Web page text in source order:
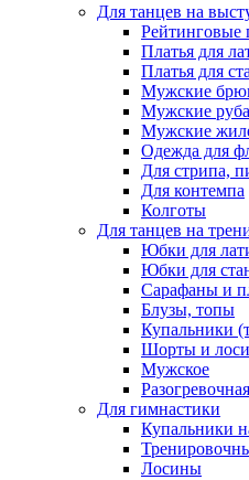
Для танцев на
Рейтинговые
Платья для
Платья для
Мужские
Мужские
Мужские
Одежда для
Для стрипа,
Для контемпа
Колготы
Для танцев на
Юбки для
Юбки для
Сарафаны и
Блузы, топы
Купальники
Шорты и
Мужское
Для гимнастики
Купальники
Лосины